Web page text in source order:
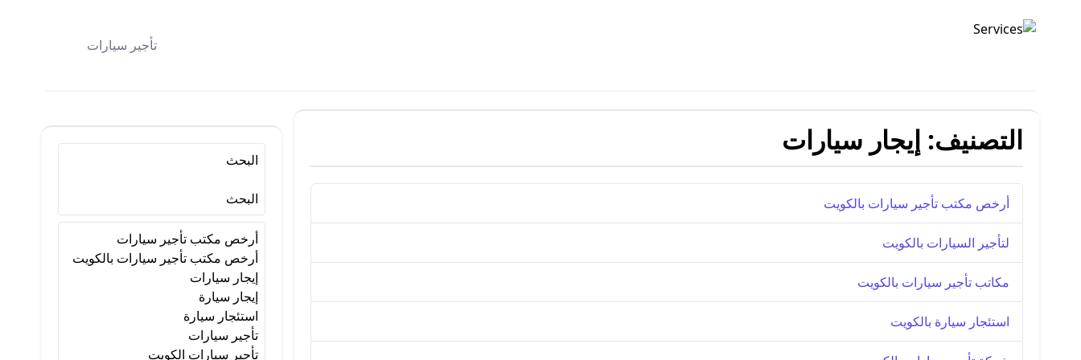
شركة الصدارة
تأجير سيارات
التصنيف: إيجار سيارات
أرخص مكتب تأجير سيارات بالكويت
لتأجير السيارات بالكويت
مكاتب تأجير سيارات بالكويت
استئجار سيارة بالكويت
البحث
البحث
أرخص مكتب تأجير سيارات
أرخص مكتب تأجير سيارات بالكويت
إيجار سيارات
إيجار سيارة
استئجار سيارة
تأجير سيارات
تأجير سيارات الكويت